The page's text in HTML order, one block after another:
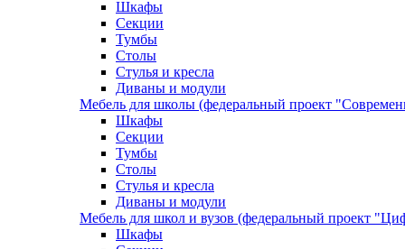
Шкафы
Секции
Тумбы
Столы
Стулья и кресла
Диваны и модули
Мебель для школы (федеральный проект
Шкафы
Секции
Тумбы
Столы
Стулья и кресла
Диваны и модули
Мебель для школ и вузов (федеральный проект
Шкафы